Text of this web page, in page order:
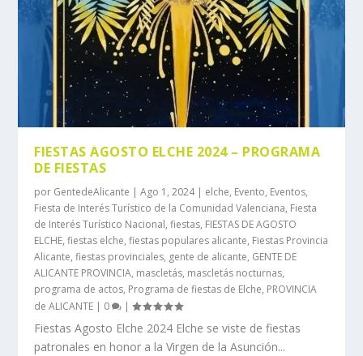
FIESTAS AGOSTO ELCHE 2024 – PROGRAMA
DE FIESTAS
por GentedeAlicante |Ago 1, 2024| elche, Evento, Eventos,
Fiesta de Interés Turístico de la Comunidad Valenciana, Fiesta
de Interés Turístico Nacional,fiestas, FIESTAS DE AGOSTO
ELCHE,fiestas elche,fiestas populares alicante, Fiestas Provincia
Alicante,fiestas provinciales, gente de alicante, GENTE DE
ALICANTE PROVINCIA, mascletás, mascletás nocturnas,
programa de actos, Programa de fiestas de Elche, PROVINCIA
de ALICANTE | 0 |
Fiestas Agosto Elche 2024 Elche se viste de fiestas
patronales en honor a la Virgen de la Asunción...